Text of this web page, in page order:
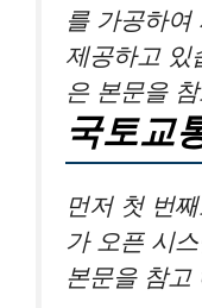
를 가공하여
제공하고 있
은 본문을
국토교
먼저 첫 번
가 오픈 시
본문을 참고